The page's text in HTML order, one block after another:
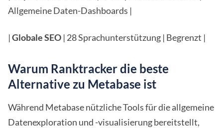
Allgemeine Daten-Dashboards |
|Globale SEO | 28 Sprachunterstützung | Begrenzt |
Warum Ranktracker die beste
Alternative zu Metabase ist
Während Metabase nützliche Tools für die allgemeine
Datenexploration und -visualisierung bereitstellt,